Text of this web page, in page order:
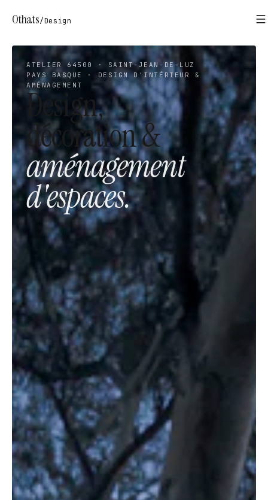
Othats/Design
ATELIER 64500 · SAINT-JEAN-DE-LUZ
PAYS BASQUE · DESIGN D'INTÉRIEUR &
AMÉNAGEMENT
Design,
décoration &
aménagement
d'espaces.